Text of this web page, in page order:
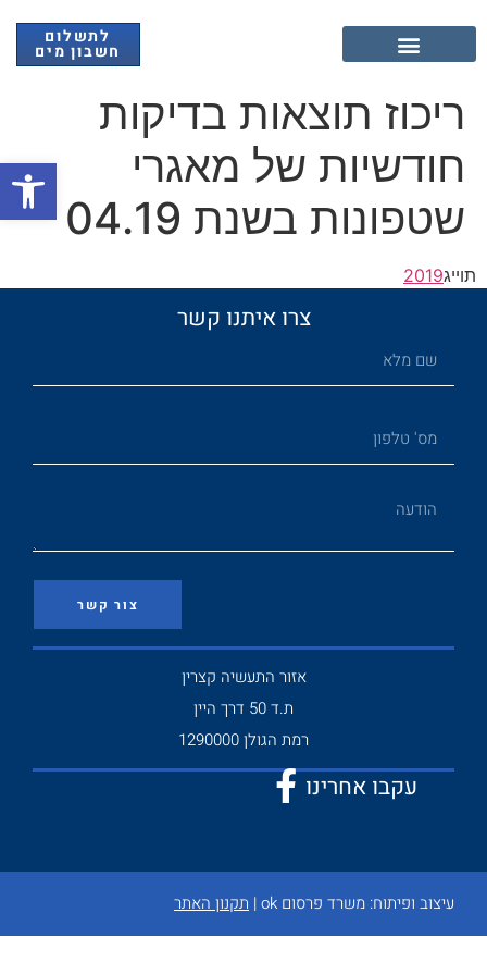
לתשלום
חשבון מים
ריכוז תוצאות בדיקות
חודשיות של מאגרי
שטפונות בשנת 04.19
תוייג2019
צרו איתנו קשר
צור קשר
אזור התעשיה קצרין
ת.ד 50 דרך היין
רמת הגולן 1290000
עקבו אחרינו
עיצוב ופיתוח: משרד פרסום ok | תקנון האתר